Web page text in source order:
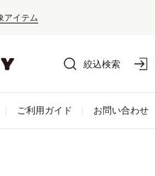
アイテム
絞込検索
ご利用ガイド お問い合わせ